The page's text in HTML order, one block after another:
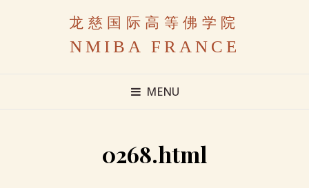
龙慈国际高等佛学院
NMIBA FRANCE
MENU
0268.html